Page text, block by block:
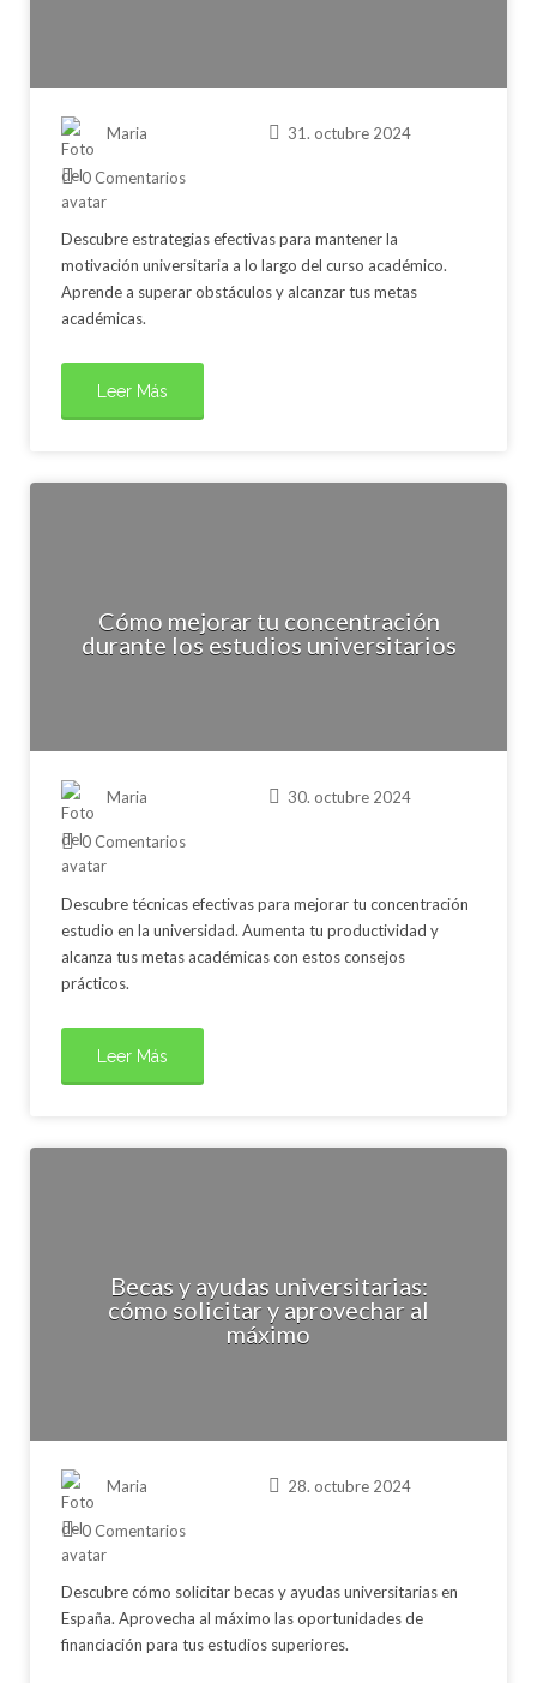
Maria 31. octubre 2024
0 Comentarios
Descubre estrategias efectivas para mantener la
motivación universitaria a lo largo del curso académico.
Aprende a superar obstáculos y alcanzar tus metas
académicas.
Leer Más
Cómo mejorar tu concentración
durante los estudios universitarios
Maria 30. octubre 2024
0 Comentarios
Descubre técnicas efectivas para mejorar tu concentración
estudio en la universidad. Aumenta tu productividad y
alcanza tus metas académicas con estos consejos
prácticos.
Leer Más
Becas y ayudas universitarias:
cómo solicitar y aprovechar al
máximo
Maria 28. octubre 2024
0 Comentarios
Descubre cómo solicitar becas y ayudas universitarias en
España. Aprovecha al máximo las oportunidades de
financiación para tus estudios superiores.